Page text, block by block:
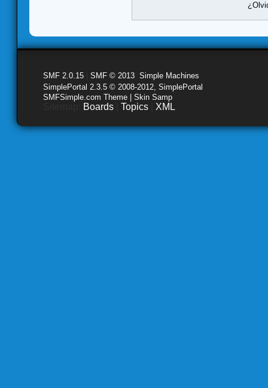
SMF 2.0.15 SMF © 2013 Simple Machines
SimplePortal 2.3.5 © 2008-2012, SimplePortal
SMFSimple.com Theme | Skin Samp
Boards Topics XML